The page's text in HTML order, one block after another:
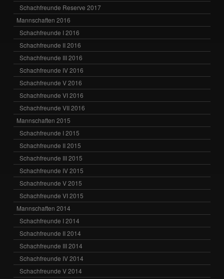
Schachfreunde Reserve 2017
Mannschaften 2016
Schachfreunde I 2016
Schachfreunde II 2016
Schachfreunde III 2016
Schachfreunde IV 2016
Schachfreunde V 2016
Schachfreunde VI 2016
Schachfreunde VII 2016
Mannschaften 2015
Schachfreunde I 2015
Schachfreunde II 2015
Schachfreunde III 2015
Schachfreunde IV 2015
Schachfreunde V 2015
Schachfreunde VI 2015
Mannschaften 2014
Schachfreunde I 2014
Schachfreunde II 2014
Schachfreunde III 2014
Schachfreunde IV 2014
Schachfreunde V 2014